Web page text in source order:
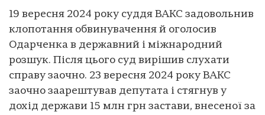
19 вересня 2024 року суддя ВАКС задовольнив
клопотання обвинувачення й оголосив
Одарченка в державний і міжнародний
розшук. Після цього суд вирішив слухати
справу заочно. 23 вересня 2024 року ВАКС
заочно заарештував депутата і стягнув у
дохід держави 15 млн грн застави, внесеної за